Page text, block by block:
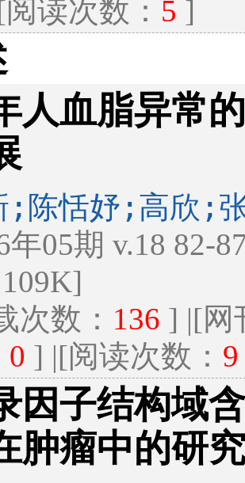
读次数： 5 ]
人血脂异常
;陈恬妤;高欣;
年05期 v.18 82-
次数： 136 ] |[网
0 ] |[阅读次数： 9
因子结构域
肿瘤中的研